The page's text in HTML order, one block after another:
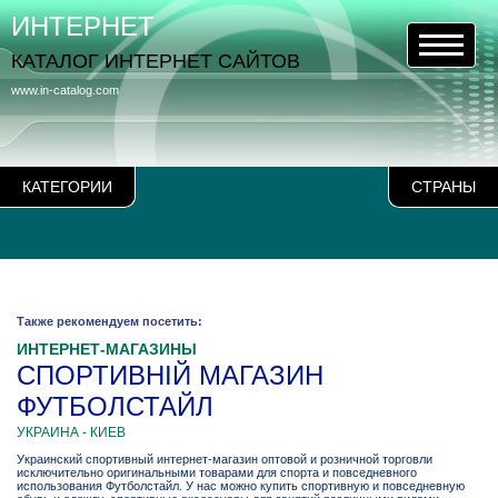
КАТЕГОРИИ СТРАНЫ
www.in-catalog.com
ИНТЕРНЕТ
КАТАЛОГ ИНТЕРНЕТ САЙТОВ
Также рекомендуем посетить:
ИНТЕРНЕТ-МАГАЗИНЫ
СПОРТИВНІЙ МАГАЗИН
ФУТБОЛСТАЙЛ
УКРАИНА - КИЕВ
Украинский спортивный интернет-магазин оптовой и розничной торговли
исключительно оригинальными товарами для спорта и повседневного
использования Футболстайл. У нас можно купить спортивную и повседневную